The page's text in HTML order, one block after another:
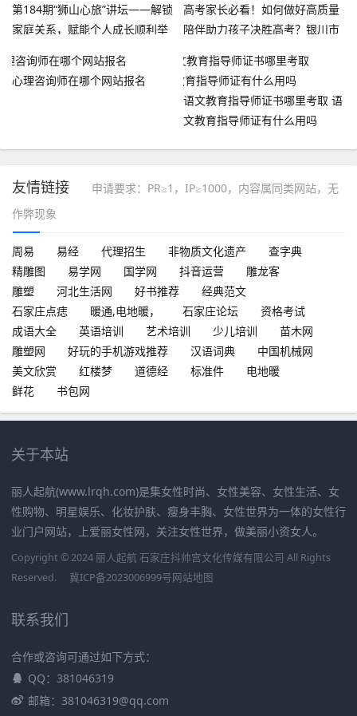
第184期“狮山心旅”讲坛——解锁
家庭关系，赋能个人成长顺利举
高考家长必看！如何做好高质量
陪伴助力孩子决胜高考？银川市
心理咨询师在哪个网站报名
语文教育指导师证书哪里考取 语
文教育指导师证有什么用吗
友情链接
申请要求：PR≥1，IP≥1000，内容属同类网站，无
作弊现象
周易 易经 代理招生 非物质文化遗产
查字典
精雕图
易学网 国学网 抖音运营
雕龙客
雕塑
河北生活网 好书推荐
经典范文
石家庄点痣
暖通,电地暖， 石家庄论坛
资格考试
成语大全
英语培训 艺术培训 少儿培训
苗木网
雕塑网
好玩的手机游戏推荐 汉语词典
中国机械网
美文欣赏
红楼梦 道德经 标准件
电地暖
鲜花
书包网
关于本站
丽人起航(www.lrqh.com)是集女性时尚、女性美容、女性生活、女
性购物、明星娱乐、化妆护肤、瘦身丰胸、女性世界为一体的女性行
业门户网站，上爱丽女性网，关注女性世界，做美丽小资女人。
Copyright © 2024 丽人起航 石家庄抖帅宫文化传媒有限公司 All Rights
Reserved.
冀ICP备2023006999号网站地图
联系我们
合作或咨询可通过如下方式：
QQ：381046319
邮箱：381046319@qq.com